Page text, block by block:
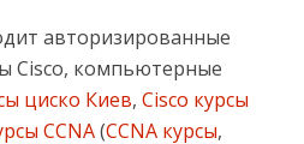
авторизированные
Cisco, компьютерные
циско Киев, Cisco курсы
CCNA(CCNA курсы,